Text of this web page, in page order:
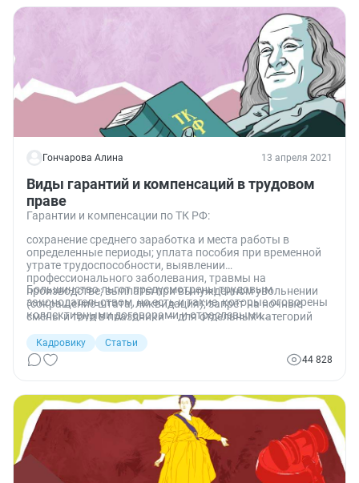
Гончарова Алина 13 апреля 2021
Виды гарантий и компенсаций в трудовом
праве
Гарантии и компенсации по ТК РФ:
сохранение среднего заработка и места работы в
определенные периоды; уплата пособия при временной
утрате трудоспособности, выявлении
профессионального заболевания, травмы на
производстве; выплаты при вынужденном увольнении
(сокращение штата, ликвидация); запрет на ночные
смены и труд в праздники — для отдельных категорий
Большинство льгот предусмотрены трудовым
законодательством, но есть и такие, которые оговорены
коллективными договорами и отраслевыми
Кадровику
Статьи
44 828